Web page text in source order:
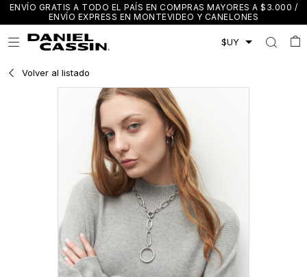
ENVÍO GRATIS A TODO EL PAÍS EN COMPRAS MAYORES A $3.000 /
ENVÍO EXPRESS EN MONTEVIDEO Y CANELONES

Volver al listado